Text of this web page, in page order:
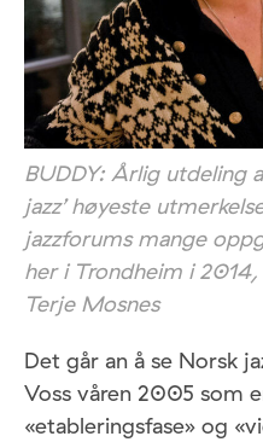
BUDDY: Årlig utdeling
jazz’ høyeste
jazzforums mange
her i Trondheim i
Terje Mosnes
Det går an å se Norsk
Voss våren 2005 som
«etableringsfase» og